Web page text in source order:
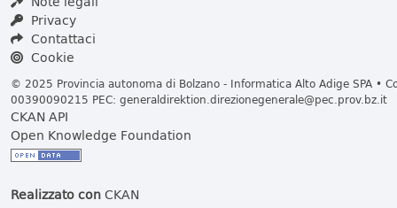
Privacy
Contattaci
Cookie
© 2025 Provincia autonoma di Bolzano - Informatica Alto Adige SPA •
00390090215 PEC: generaldirektion.direzionegenerale@pec.prov.bz.it
CKAN API
Open Knowledge Foundation
Realizzato conCKAN